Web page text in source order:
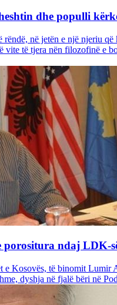
dhe populli
në jetën e një njeriu
vite të tjera nën filozofinë e
ndaj LDK-
e Kosovës, të binomit
dyshja në fjalë bëri në